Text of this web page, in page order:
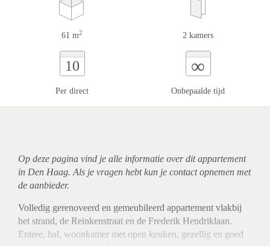
61 m2 2 kamers
10
Per direct
∞
Onbepaalde tijd
Op deze pagina vind je alle informatie over ditappartement
in Den Haag. Als je vragen hebt kun je contact opnemen met
de aanbieder.
Volledig gerenoveerd en gemeubileerd appartement vlakbij
het strand, de Reinkenstraat en de Frederik Hendriklaan.
Entree, hal, woonkamer met open keuken, gezellig en goed